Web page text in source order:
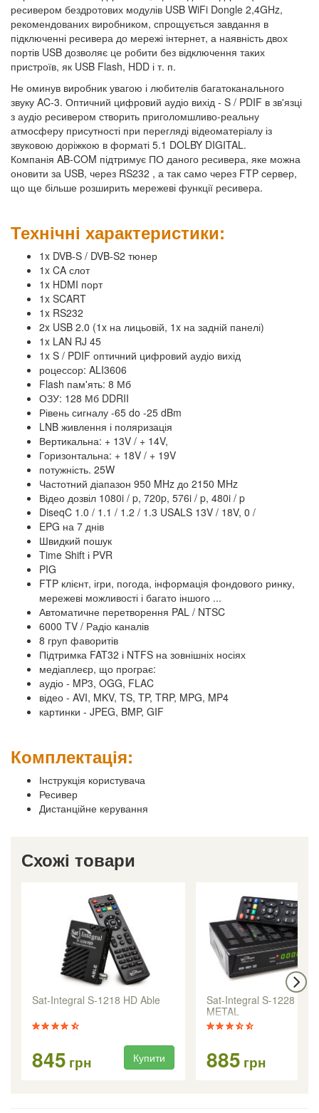
ресивером бездротових модулів USB WiFi Dongle 2,4GHz,
рекомендованих виробником, спрощується завдання в
підключенні ресивера до мережі інтернет, а наявність двох
портів USB дозволяє це робити без відключення таких
пристроїв, як USB Flash, HDD і т. п.
Не оминув виробник увагою і любителів багатоканального
звуку AC-3. Оптичний цифровий аудіо вихід - S / PDIF в зв'язці
з аудіо ресивером створить приголомшливо-реальну
атмосферу присутності при перегляді відеоматеріалу із
звуковою доріжкою в форматі 5.1 DOLBY DIGITAL.
Компанія AB-COM підтримує ПО даного ресивера, яке можна
оновити за USB, через RS232 , а так само через FTP сервер,
що ще більше розширить мережеві функції ресивера.
Технічні характеристики:
1x DVB-S / DVB-S2 тюнер
1x CA слот
1x HDMI порт
1x SCART
1x RS232
2x USB 2.0 (1x на лицьовій, 1x на задній панелі)
1x LAN RJ 45
1x S / PDIF оптичний цифровий аудіо вихід
роцессор: ALI3606
Flash пам'ять: 8 Мб
ОЗУ: 128 Мб DDRII
Рівень сигналу -65 do -25 dBm
LNB живлення і поляризація
Вертикальна: + 13V / + 14V,
Горизонтальна: + 18V / + 19V
потужність. 25W
Частотний діапазон 950 MHz до 2150 MHz
Відео дозвіл 1080i / p, 720p, 576i / p, 480i / p
DiseqC 1.0 / 1.1 / 1.2 / 1.3 USALS 13V / 18V, 0 /
EPG на 7 днів
Швидкий пошук
Time Shift і PVR
PIG
FTP клієнт, ігри, погода, інформація фондового ринку,
мережеві можливості і багато іншого ...
Автоматичне перетворення PAL / NTSC
6000 TV / Радіо каналів
8 груп фаворитів
Підтримка FAT32 і NTFS на зовнішніх носіях
медіаплеєр, що програє:
аудіо - MP3, OGG, FLAC
відео - AVI, MKV, TS, TP, TRP, MPG, MP4
картинки - JPEG, BMP, GIF
Комплектація:
Інструкція користувача
Ресивер
Дистанційне керування
Схожі товари
Sat-Integral S-1218 HD Able
845 грн Купити
Sat-Integral S-1228 HD
METAL
885 грн